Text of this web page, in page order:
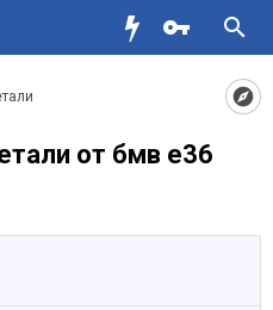
от бмв е36